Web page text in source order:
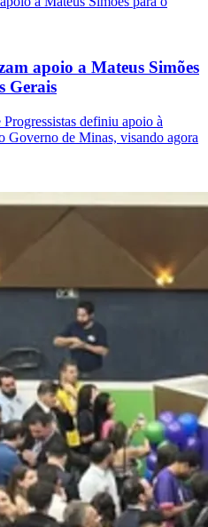
apoio a Mateus Simões
Gerais
definiu apoio à
Governo de Minas, visando agora